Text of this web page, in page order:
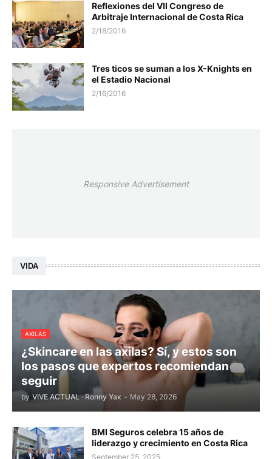
Reflexiones del VII Congreso de
Arbitraje Internacional de Costa Rica
2/18/2016
Tres ticos se suman a los X-Knights en
el Estadio Nacional
2/16/2016
Responsive Advertisement
VIDA
AXILAS
¿Skincare en las axilas? Sí, y estos son
los pasos que expertos recomiendan
seguir
by VIVE ACTUAL · Ronny Yax - May 28, 2026
BMI Seguros celebra 15 años de
liderazgo y crecimiento en Costa Rica
September 25, 2025